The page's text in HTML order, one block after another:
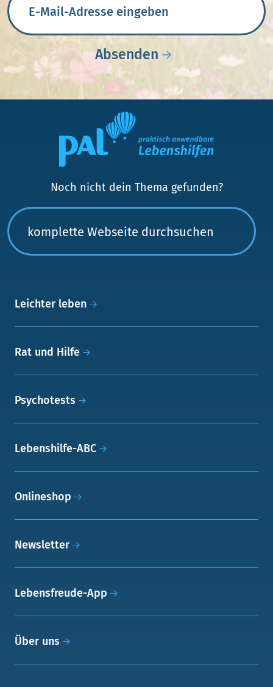
Absenden
Noch nicht dein Thema gefunden?
Leichter leben
Rat und Hilfe
Psychotests
Lebenshilfe-ABC
Onlineshop
Newsletter
Lebensfreude-App
Über uns